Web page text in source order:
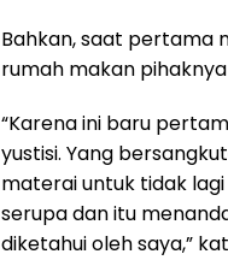
Bahkan, saat pertama
rumah makan
“Karena ini baru
yustisi. Yang
materai untuk tidak
serupa dan itu
diketahui oleh saya,”